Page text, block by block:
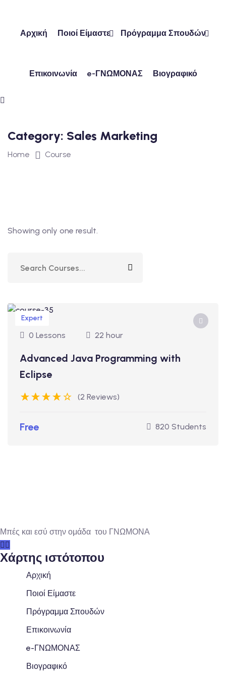
contentΑρχική Ποιοί Είμαστε Πρόγραμμα Σπουδών
Επικοινωνία e-ΓΝΩΜΟΝΑΣ Βιογραφικό
Category: Sales Marketing
Home Course
Showing only one result.
Expert
0 Lessons 22 hour
Advanced Java Programming with
Eclipse
(2 Reviews)
Free 820 Students
Μπές και εσύ στην ομάδα του ΓΝΩΜΟΝΑ
Χάρτης ιστότοπου
Αρχική
Ποιοί Είμαστε
Πρόγραμμα Σπουδών
Επικοινωνία
e-ΓΝΩΜΟΝΑΣ
Βιογραφικό